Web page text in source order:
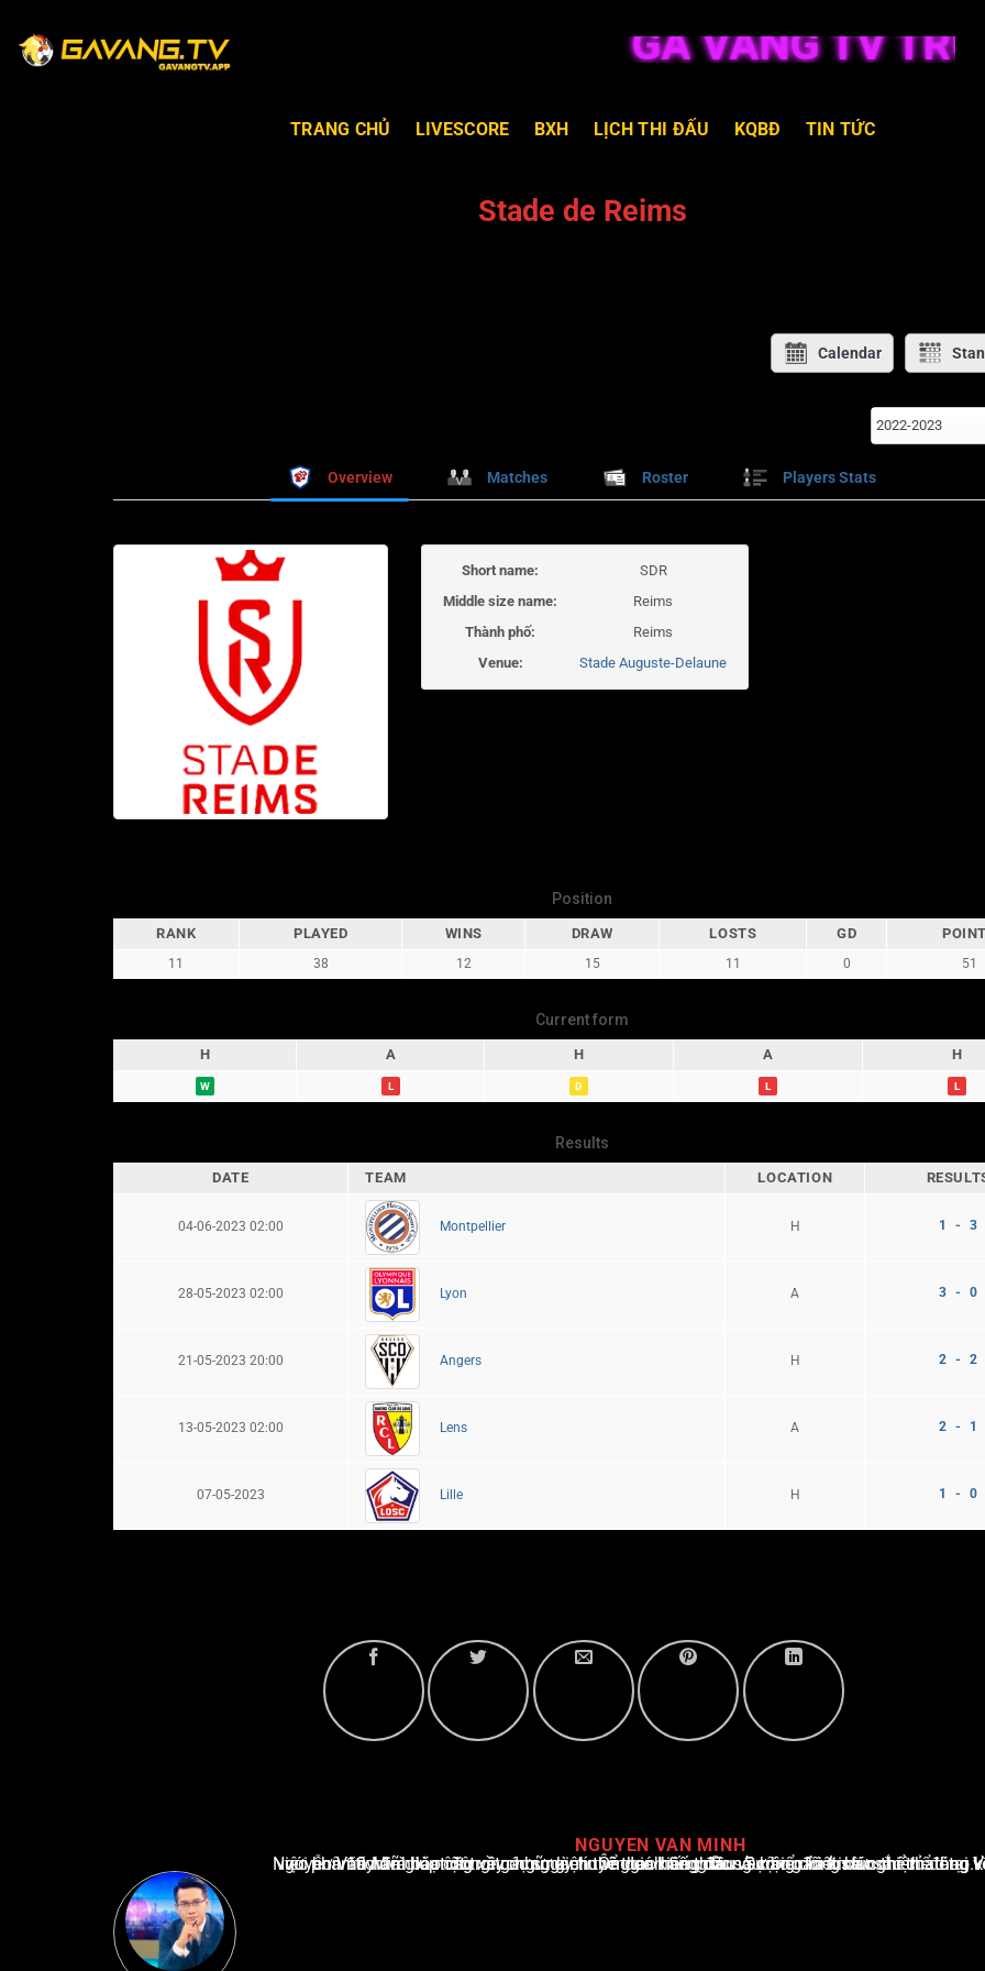
GÀ VÀNG TV
TRANG CHỦ LIVESCORE BXH LỊCH THI ĐẤU KQBĐ TIN TỨC
Stade de Reims
Calendar
2022-2023
Overview Matches Roster Players Stats
Short name:
SDR
Middle size name:
Reims
Thành phố:
Reims
Venue:
Stade Auguste-Delaune
Position
RANK PLAYED WINS DRAW LOSTS GD
11 38 12 15 11 0 51
Current form
H A H A H
W L D L L
Results
DATE TEAM LOCATION
04-06-2023 02:00 Montpellier H 1 - 3
28-05-2023 02:00 Lyon A 3 - 0
21-05-2023 20:00 Angers H 2 - 2
13-05-2023 02:00 Lens A 2 - 1
07-05-2023 Lille H 1 - 0
NGUYEN VAN MINH
Nguyễn Văn Minh là một trong những chuyên gia hàng đầu về báo cáo tin tức thể thao tại Việt Nam, với hơn 10 năm hoạt động trong ngành. Ông có kiến thức sâu rộng và kinh nghiệm đáng kể trong việc phân tích và báo cáo về các sự kiện thể thao hàng đầu. Sự hiểu biết sâu sắc của ông về ngành này đã giúp ông xây dựng uy tín và danh tiếng trong cộng đồng báo chí thể thao.